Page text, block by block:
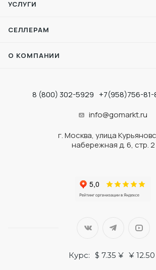
УСЛУГИ
СЕЛЛЕРАМ
О КОМПАНИИ
8 (800) 302-5929 +7(958)756-81-
info@gomarkt.ru
г. Москва, улица
набережная д. 6, стр. 2
Курс: $ 7.35 ¥ ¥